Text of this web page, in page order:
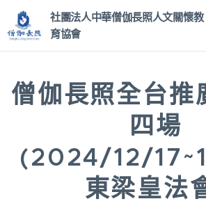
社團法人中華僧伽長照人文關懷教
育協會
僧伽長照全台推
四場
(2024/12/
東梁皇法